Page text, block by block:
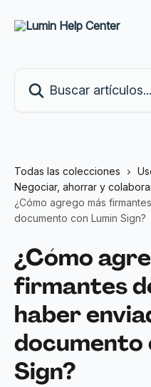
Todas las colecciones
Negociar, ahorrar y
¿Cómo agrego más
documento con Lumin Sign?
¿Cómo
firmantes
haber
documento
Sign?